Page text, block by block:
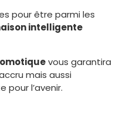
pour être parmi les
intelligente
vous garantira
mais aussi
pour l’avenir.